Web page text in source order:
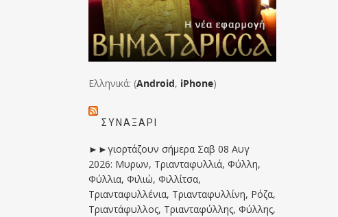
Ελληνικά: (Android, iPhone)
ΣΥΝΑΞΆΡΙ
►►γιορτάζουν σήμερα Σαβ 08 Αυγ
2026: Μυρων, Τριανταφυλλιά, Φύλλη,
Φύλλια, Φιλιώ, Φιλλίτσα,
Τριανταφυλλένια, Τριανταφυλλίνη, Ρόζα,
Τριαντάφυλλος, Τριανταφύλλης, Φύλλης,